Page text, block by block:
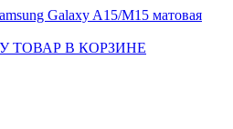
Galaxy A15/M15 матовая
ТОВАР В КОРЗИНЕ